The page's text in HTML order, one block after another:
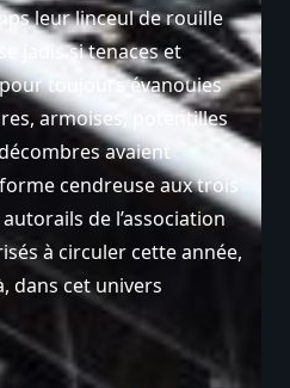
leur linceul de rouille
jadis si tenaces et
toujours évanouies
armoises, potentilles
avaient
cendreuse aux trois
de l’association
à circuler cette année,
dans cet univers